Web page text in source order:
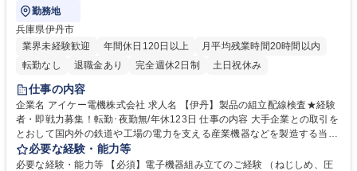
勤務地
兵庫県伊丹市
業界未経験歓迎
年間休日120日以上
月平均残業時間20時間以内
転勤なし
退職金あり 完全週休2日制 土日祝休み
仕事の内容
企業名 アイケー電機株式会社 求人名 【伊丹】製品の組立配線検査★経験
者・即戦力募集！転勤･夜勤無/年休123日 仕事の内容 大手企業との取引を
とおして国内外の鉄道や工場の電力を支える産業機器などを製造する当社
において、電子機器の組立や配線、ねじ締め、検査の作業をお任せしま
す。 やりがいを感じながら安定して働いていただけます。 募集職種 【伊
必要な経験・能力等
必要な経験・能力等 【必須】電子機器組み立てのご経験 （ねじしめ、圧